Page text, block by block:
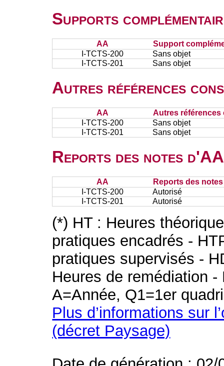
Supports
AA
Support
I-TCTS-200
Sans objet
I-TCTS-201
Sans objet
Autres références
AA
Autres références
I-TCTS-200
Sans objet
I-TCTS-201
Sans objet
Reports des notes
AA
Reports des
I-TCTS-200
Autorisé
I-TCTS-201
Autorisé
(*) HT : Heures
pratiques encadrés -
pratiques supervisés -
Heures de remédiation
A=Année, Q1=1er
Plus d’informations sur
(décret Paysage)